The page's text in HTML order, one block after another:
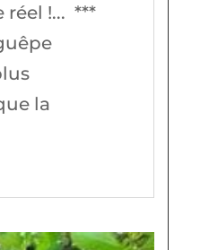
!... ***
la